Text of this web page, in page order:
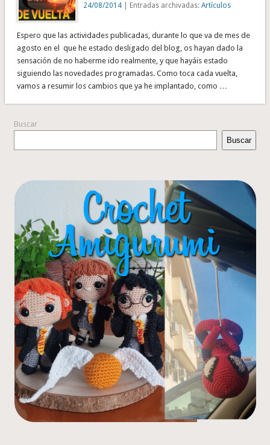
24/08/2014 | Entradas archivadas:Artículos
Espero que las actividades publicadas, durante lo que va de mes de
agosto en el que he estado desligado del blog, os hayan dado la
sensación de no haberme ido realmente, y que hayáis estado
siguiendo las novedades programadas. Como toca cada vuelta,
vamos a resumir los cambios que ya he implantado, como …
Buscar
Buscar